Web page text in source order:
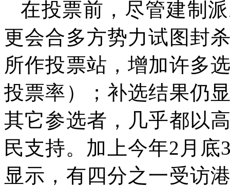
在投票前，尽管建制
更会合多方势力试图封
所作投票站，增加许多
投票率）；补选结果仍
其它参选者，几乎都以
民支持。加上今年2 月底
显示，有四分之一受访